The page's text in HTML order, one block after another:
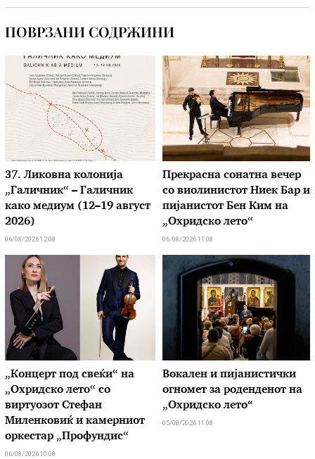
ПОВРЗАНИ СОДРЖИНИ
37. Ликовна колонија
„Галичник“ – Галичник
како медиум (12–19 август
2026)
06/08/2026 12:08
Прекрасна сонатна вечер
со виолинистот Ниек Бар и
пијанистот Бен Ким на
„Охридско лето“
06/08/2026 11:08
„Концерт под свеќи“ на
„Охридско лето“ со
виртуозот Стефан
Миленковиќ и камерниот
оркестар „Профундис“
06/08/2026 10:08
Вокален и пијанистички
огномет за роденденот на
„Охридско лето“
05/08/2026 11:08